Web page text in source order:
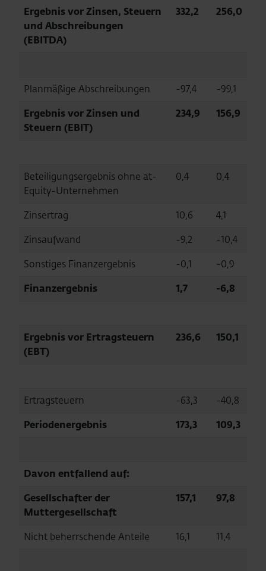
Ergebnis vor Zinsen, Steuern
und Abschreibungen
(EBITDA)
332,2 256,0
Planmäßige Abschreibungen -97,4
-99,1
Ergebnis vor Zinsen und
Steuern (EBIT)
234,9 156,9
Beteiligungsergebnis ohne at-
Equity-Unternehmen
0,4 0,4
Zinsertrag 10,6
4,1
Zinsaufwand
-9,2
-10,4
Sonstiges Finanzergebnis
-0,1
-0,9
Finanzergebnis
1,7 -6,8
Ergebnis vor Ertragsteuern
(EBT)
236,6 150,1
Ertragsteuern -63,3
-40,8
Periodenergebnis
173,3 109,3
Davon entfallend auf:
Gesellschafter der
Muttergesellschaft
157,1 97,8
Nicht beherrschende Anteile 16,1 11,4